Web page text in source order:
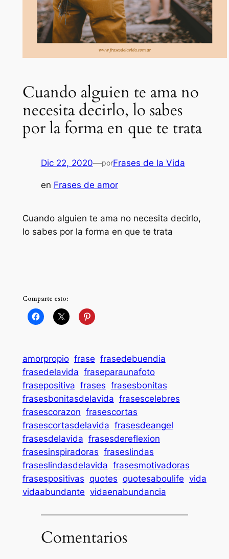
Cuando alguien te ama no
necesita decirlo, lo sabes
por la forma en que te trata
Dic 22, 2020—porFrases de la Vida
en Frases de amor
Cuando alguien te ama no necesita decirlo,
lo sabes por la forma en que te trata
Comparte esto:
amorpropio frase frasedebuendia
frasedelavida fraseparaunafoto
frasepositiva frases frasesbonitas
frasesbonitasdelavida frasescelebres
frasescorazon frasescortas
frasescortasdelavida frasesdeangel
frasesdelavida frasesdereflexion
frasesinspiradoras fraseslindas
fraseslindasdelavida frasesmotivadoras
frasespositivas quotes quotesaboulife vida
vidaabundante vidaenabundancia
Comentarios